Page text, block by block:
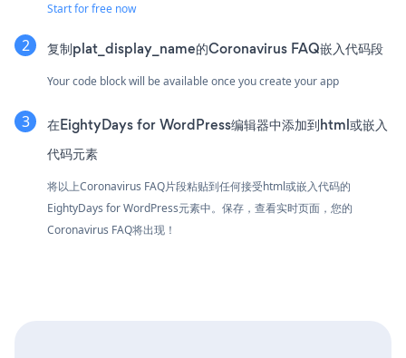
Start for free now
复制plat_display_name的Coronavirus FAQ嵌入代码段
Your code block will be available once you create your app
在EightyDays for WordPress编辑器中添加到html或嵌入
代码元素
将以上Coronavirus FAQ片段粘贴到任何接受html或嵌入代码的
EightyDays for WordPress元素中。保存，查看实时页面，您的
Coronavirus FAQ将出现！